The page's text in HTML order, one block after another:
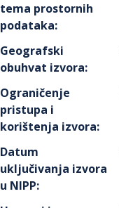
tema prostornih
podataka:
Geografski
obuhvat izvora:
Ograničenje
pristupa i
korištenja izvora:
Datum
uključivanja izvora
u NIPP: